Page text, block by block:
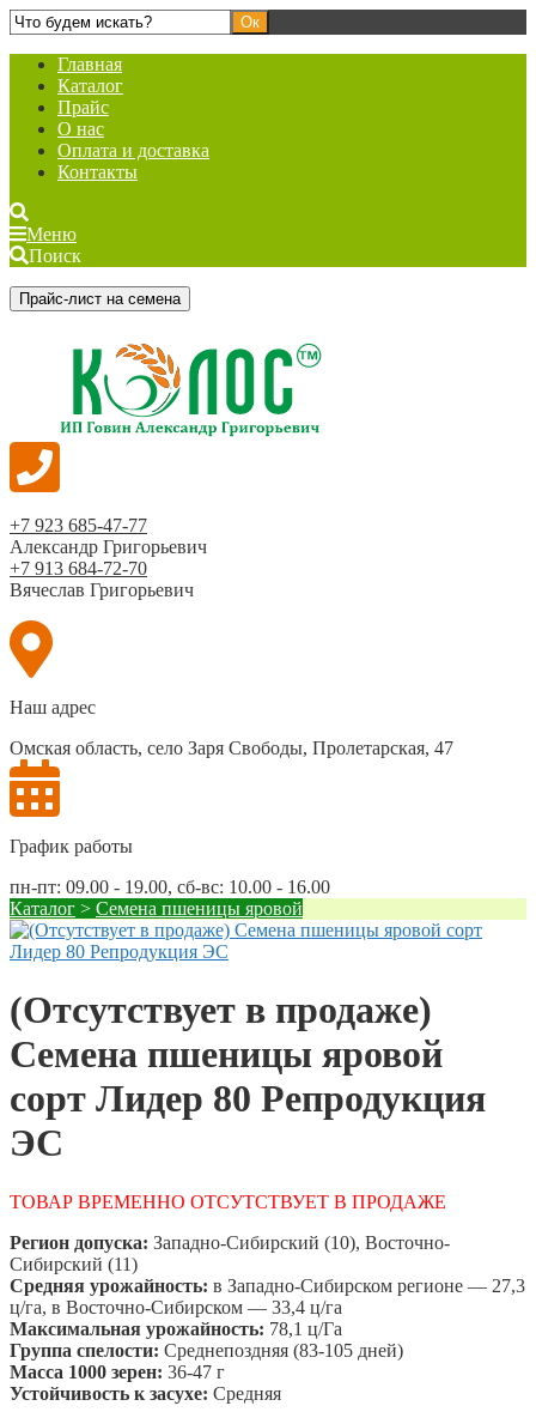
Главная
Каталог
Прайс
О нас
Оплата и доставка
Контакты
Меню
Поиск
Прайс-лист на семена
+7 923 685-47-77
Александр Григорьевич
+7 913 684-72-70
Вячеслав Григорьевич
Наш адрес
Омская область, село Заря Свободы, Пролетарская, 47
График работы
пн-пт: 09.00 - 19.00, сб-вс: 10.00 - 16.00
Каталог > Семена пшеницы яровой
(Отсутствует в продаже)
Семена пшеницы яровой
сорт Лидер 80 Репродукция
ЭС
ТОВАР ВРЕМЕННО ОТСУТСТВУЕТ В ПРОДАЖЕ
Регион допуска: Западно-Сибирский (10), Восточно-
Сибирский (11)
Средняя урожайность: в Западно-Сибирском регионе — 27,3
ц/га, в Восточно-Сибирском — 33,4 ц/га
Максимальная урожайность: 78,1 ц/Га
Группа спелости: Среднепоздняя (83-105 дней)
Масса 1000 зерен: 36-47 г
Устойчивость к засухе: Средняя